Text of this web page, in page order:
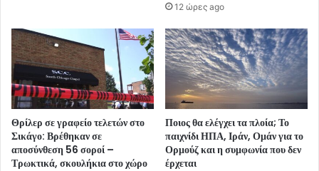
12 ώρες ago
Θρίλερ σε γραφείο τελετών στο
Σικάγο: Βρέθηκαν σε
αποσύνθεση 56 σοροί –
Τρωκτικά, σκουλήκια στο χώρο
Ποιος θα ελέγχει τα πλοία; Το
παιχνίδι ΗΠΑ, Ιράν, Ομάν για το
Ορμούζ και η συμφωνία που δεν
έρχεται